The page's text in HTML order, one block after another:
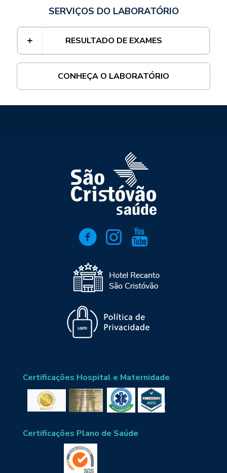
SERVIÇOS DO LABORATÓRIO
RESULTADO DE EXAMES
CONHEÇA O LABORATÓRIO
Certificações Hospital e Maternidade
Certificações Plano de Saúde